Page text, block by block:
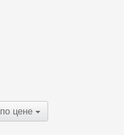
по цене {